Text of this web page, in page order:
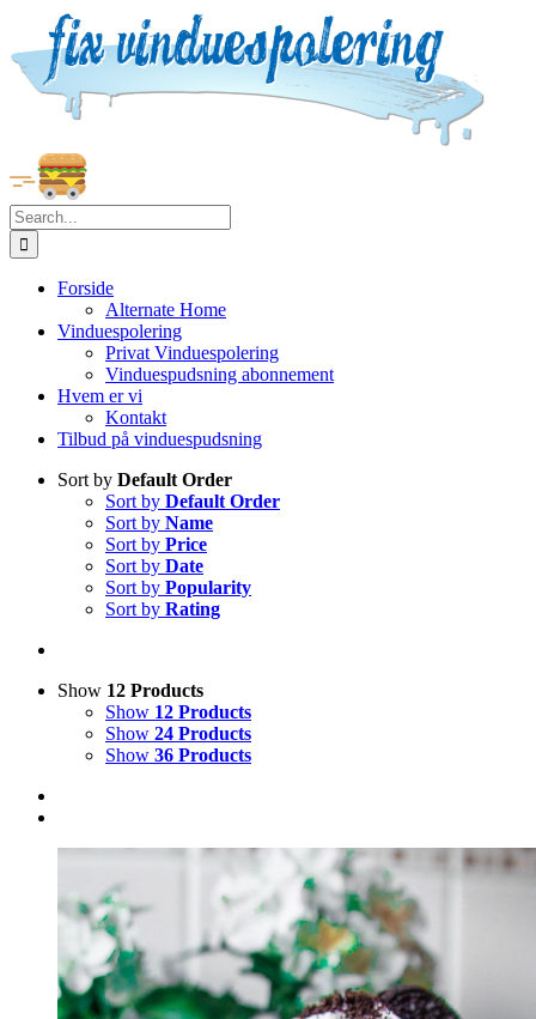
content
Search
for:
Forside
Alternate Home
Vinduespolering
Privat Vinduespolering
Vinduespudsning abonnement
Hvem er vi
Kontakt
Tilbud på vinduespudsning
Sort by Default Order
Sort by Default Order
Sort by Name
Sort by Price
Sort by Date
Sort by Popularity
Sort by Rating
Show 12 Products
Show 12 Products
Show 24 Products
Show 36 Products